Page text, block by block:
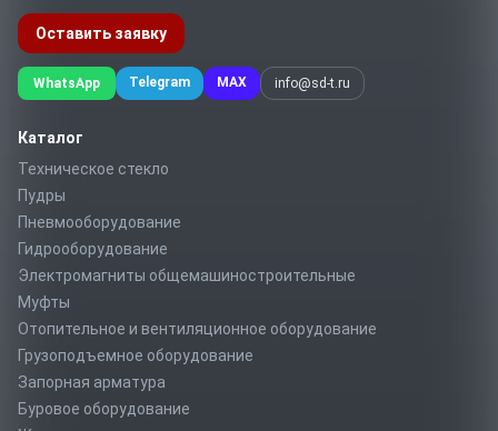
Оставить заявку
WhatsApp Telegram MAX info@sd-t.ru
Каталог
Техническое стекло
Пудры
Пневмооборудование
Гидрооборудование
Электромагниты общемашиностроительные
Муфты
Отопительное и вентиляционное оборудование
Грузоподъемное оборудование
Запорная арматура
Буровое оборудование